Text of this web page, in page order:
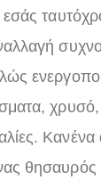
εσάς
θησαυρός